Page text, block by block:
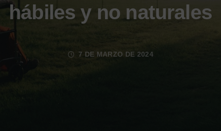
hábiles y no naturales
7 DE MARZO DE 2024